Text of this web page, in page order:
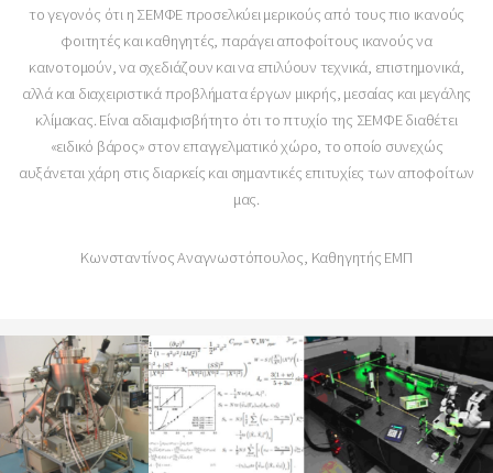
το γεγονός ότι η ΣΕΜΦΕ προσελκύει μερικούς από τους πιο ικανούς
φοιτητές και καθηγητές, παράγει αποφοίτους ικανούς να
καινοτομούν, να σχεδιάζουν και να επιλύουν τεχνικά, επιστημονικά,
αλλά και διαχειριστικά προβλήματα έργων μικρής, μεσαίας και μεγάλης
κλίμακας. Είναι αδιαμφισβήτητο ότι το πτυχίο της ΣΕΜΦΕ διαθέτει
«ειδικό βάρος» στον επαγγελματικό χώρο, το οποίο συνεχώς
αυξάνεται χάρη στις διαρκείς και σημαντικές επιτυχίες των αποφοίτων
μας.
Κωνσταντίνος Αναγνωστόπουλος, Καθηγητής ΕΜΠ